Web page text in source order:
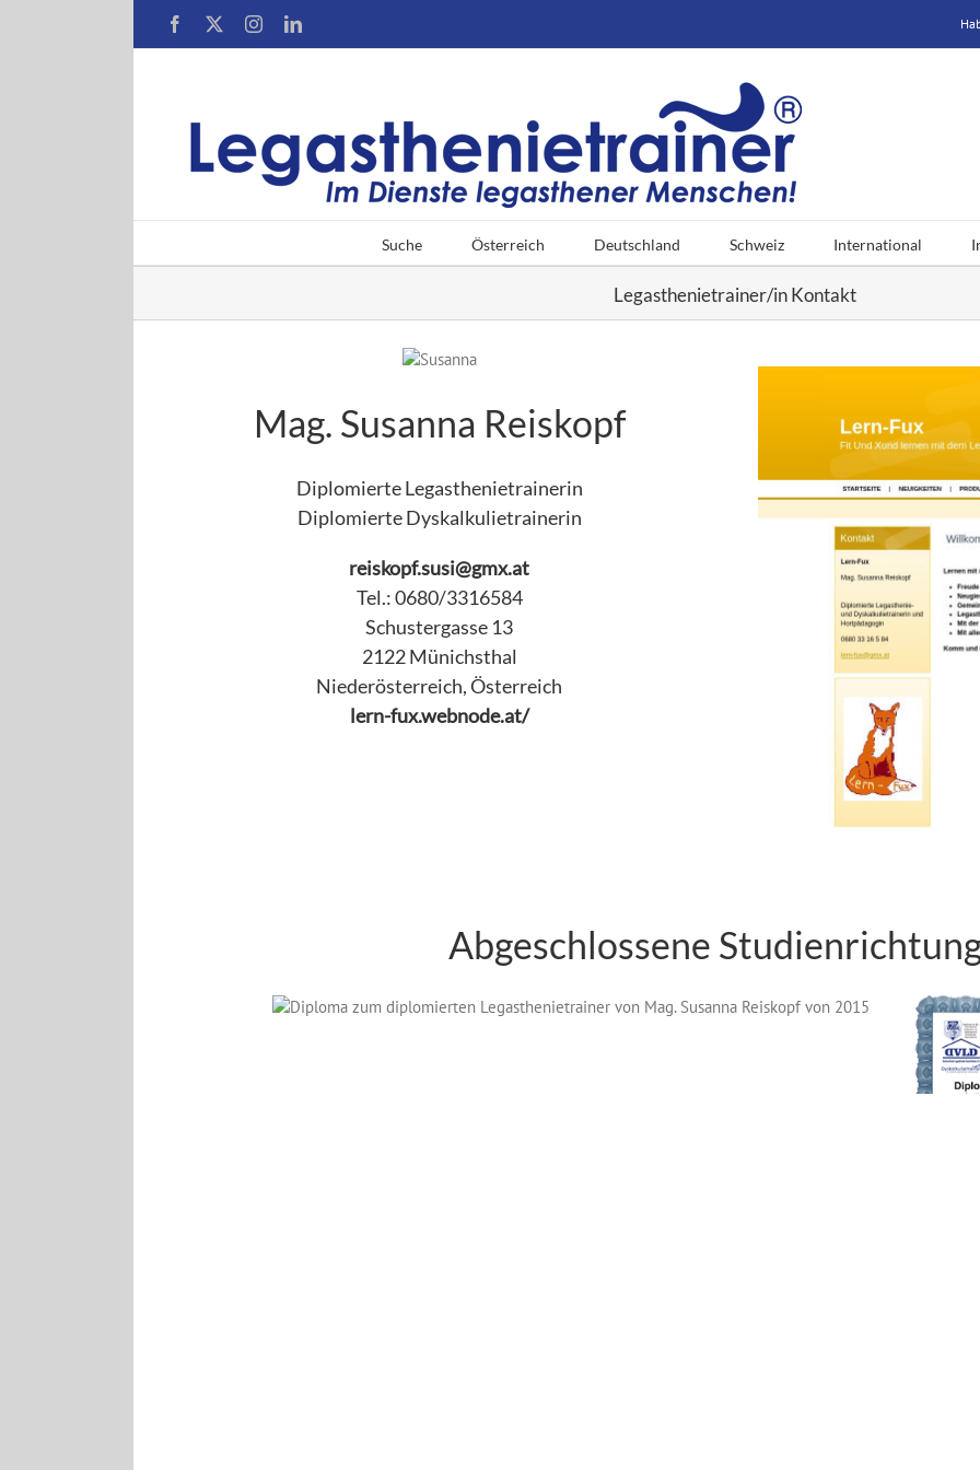
Facebook InstagramLinkedIn
Suche Österreich Deutschland Schweiz International
Legasthenietrainer/in Kontakt
Mag. Susanna Reiskopf
Diplomierte Legasthenietrainerin
Diplomierte Dyskalkulietrainerin
reiskopf.susi@gmx.at
Tel.: 0680/3316584
Schustergasse 13
2122 Münichsthal
Niederösterreich, Österreich
lern-fux.webnode.at/
Abgeschlossene